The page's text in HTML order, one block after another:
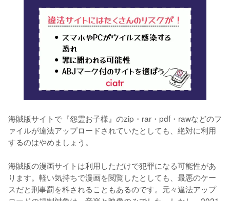
海賊版サイトで『怨霊お子様』のzip・rar・pdf・rawなどのフ
ァイルが違法アップロードされていたとしても、絶対に利用
するのはやめましょう。
海賊版の漫画サイトは利用しただけで犯罪になる可能性があ
ります。軽い気持ちで漫画を閲覧したとしても、最悪のケー
スだと刑事罰を科されることもあるのです。元々違法アップ